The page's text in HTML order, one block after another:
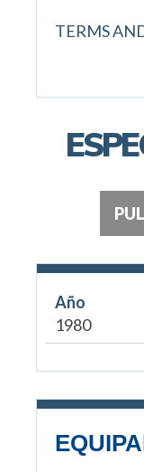
TERMS
Año
1980